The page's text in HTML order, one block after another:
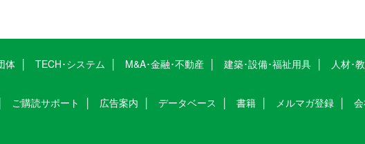
体 TECH･システム M&A･金融･不動産 建築･設備･福祉用具
人材･
ご購読サポート 広告案内 データベース 書籍 メルマガ登録